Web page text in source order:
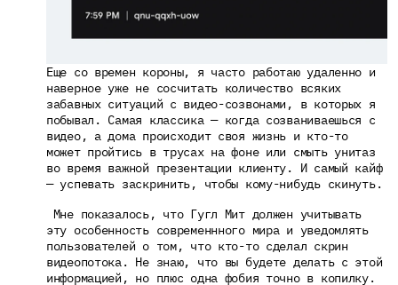
Еще со времен короны, я часто работаю удаленно и
наверное уже не сосчитать количество всяких
забавных ситуаций с видео-созвонами, в которых я
побывал. Самая классика — когда созваниваешься с
видео, а дома происходит своя жизнь и кто-то
может пройтись в трусах на фоне или смыть унитаз
во время важной презентации клиенту. И самый кайф
— успевать заскринить, чтобы кому-нибудь скинуть.
эту особенность современнного мира и уведомлять
пользователей о том, что кто-то сделал скрин
видеопотока. Не знаю, что вы будете делать с этой
информацией, но плюс одна фобия точно в копилку.